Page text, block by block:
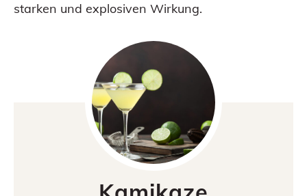
starken und explosiven Wirkung.